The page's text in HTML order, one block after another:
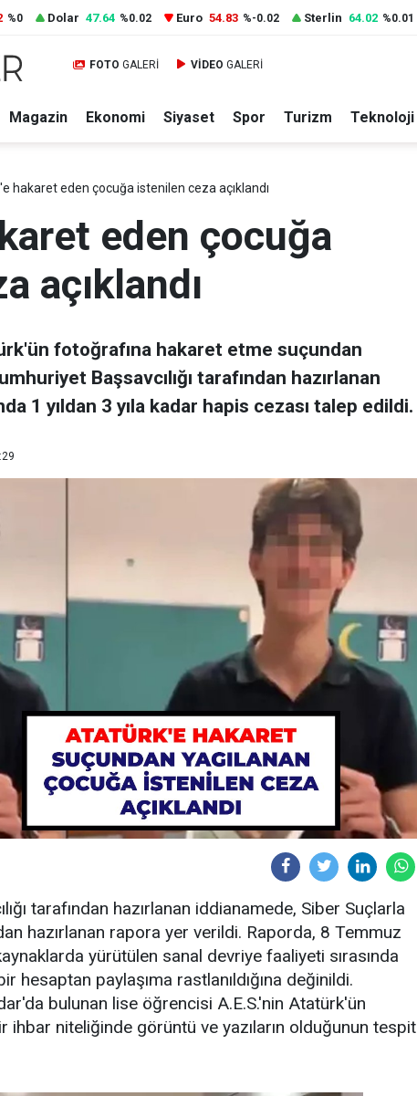
%0 Dolar 47.64 %0.02 Euro 54.83 %-0.02 Sterlin 64.02 %0.01
FOTO GALERİ VİDEO GALERİ
Magazin Ekonomi Siyaset Spor Turizm Teknoloji
hakaret eden çocuğa istenilen ceza açıklandı
eden çocuğa
açıklandı
fotoğrafına hakaret etme suçundan
Başsavcılığı tarafından hazırlanan
1 yıldan 3 yıla kadar hapis cezası talep edildi.
tarafından hazırlanan iddianamede, Siber Suçlarla
hazırlanan rapora yer verildi. Raporda, 8 Temmuz
yürütülen sanal devriye faaliyeti sırasında
paylaşıma rastlanıldığına değinildi.
bulunan lise öğrencisi A.E.S.'nin Atatürk'ün
ihbar niteliğinde görüntü ve yazıların olduğunun tespit